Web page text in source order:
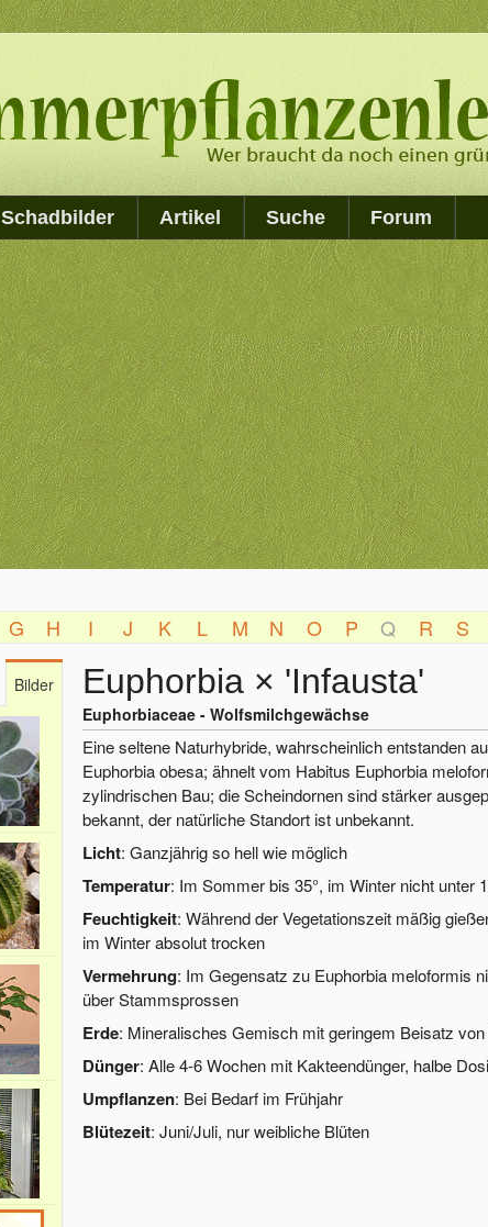
Schadbilder Artikel Suche Forum
G H I J K L M N O P Q R S
Euphorbia × 'Infausta'
Euphorbiaceae - Wolfsmilchgewächse
Eine seltene Naturhybride, wahrscheinlich entstanden
Euphorbia obesa; ähnelt vom Habitus Euphorbia
zylindrischen Bau; die Scheindornen sind stärker
bekannt, der natürliche Standort ist unbekannt.
Licht: Ganzjährig so hell wie möglich
Temperatur: Im Sommer bis 35°, im Winter nicht unter
Feuchtigkeit: Während der Vegetationszeit mäßig
im Winter absolut trocken
Vermehrung: Im Gegensatz zu Euphorbia meloformis
über Stammsprossen
Erde: Mineralisches Gemisch mit geringem Beisatz
Dünger: Alle 4-6 Wochen mit Kakteendünger, halbe
Umpflanzen: Bei Bedarf im Frühjahr
Blütezeit: Juni/Juli, nur weibliche Blüten
Bilder